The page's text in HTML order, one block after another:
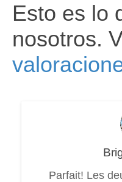
Esto es lo
nosotros.
Parfait! Les